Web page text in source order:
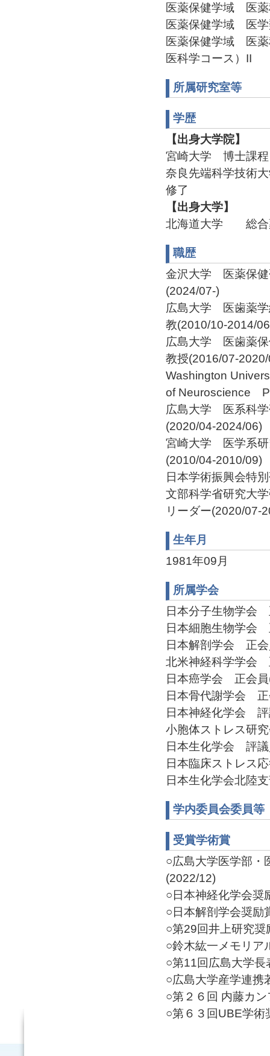
医薬保健学域 医
医薬保健学域 医
医薬保健学域 医
医科学コース）II
所属研究室等
学歴
【出身大学院】
宮崎大学 博士課
奈良先端科学技術
修了
【出身大学】
北海道大学 総合
職歴
金沢大学 医薬保健
(2024/07-)
広島大学 医歯薬
教(2010/10-2014/
広島大学 医歯薬
教授(2016/07-
Washington
of Neuroscience
広島大学 医系科
(2020/04-2024/06)
宮崎大学 医学系研
(2010/04-2010/09)
日本学術振興会特
文部科学省研究大
リーダー(2020/07-
生年月
1981年09月
所属学会
日本分子生物学会
日本細胞生物学会
日本解剖学会 正
北米神経科学学会
日本癌学会 正会
日本骨代謝学会
日本神経化学会
小胞体ストレス研
日本生化学会 評
日本臨床ストレス
日本生化学会北陸
学内委員会委員等
受賞学術賞
○広島大学医学部・
(2022/12)
○日本神経化学会奨
○日本解剖学会奨励
○第29回井上研究
○鈴木紘一メモリア
○第11回広島大学
○広島大学産学連携
○第２６回 内藤カ
○第６３回UBE学術